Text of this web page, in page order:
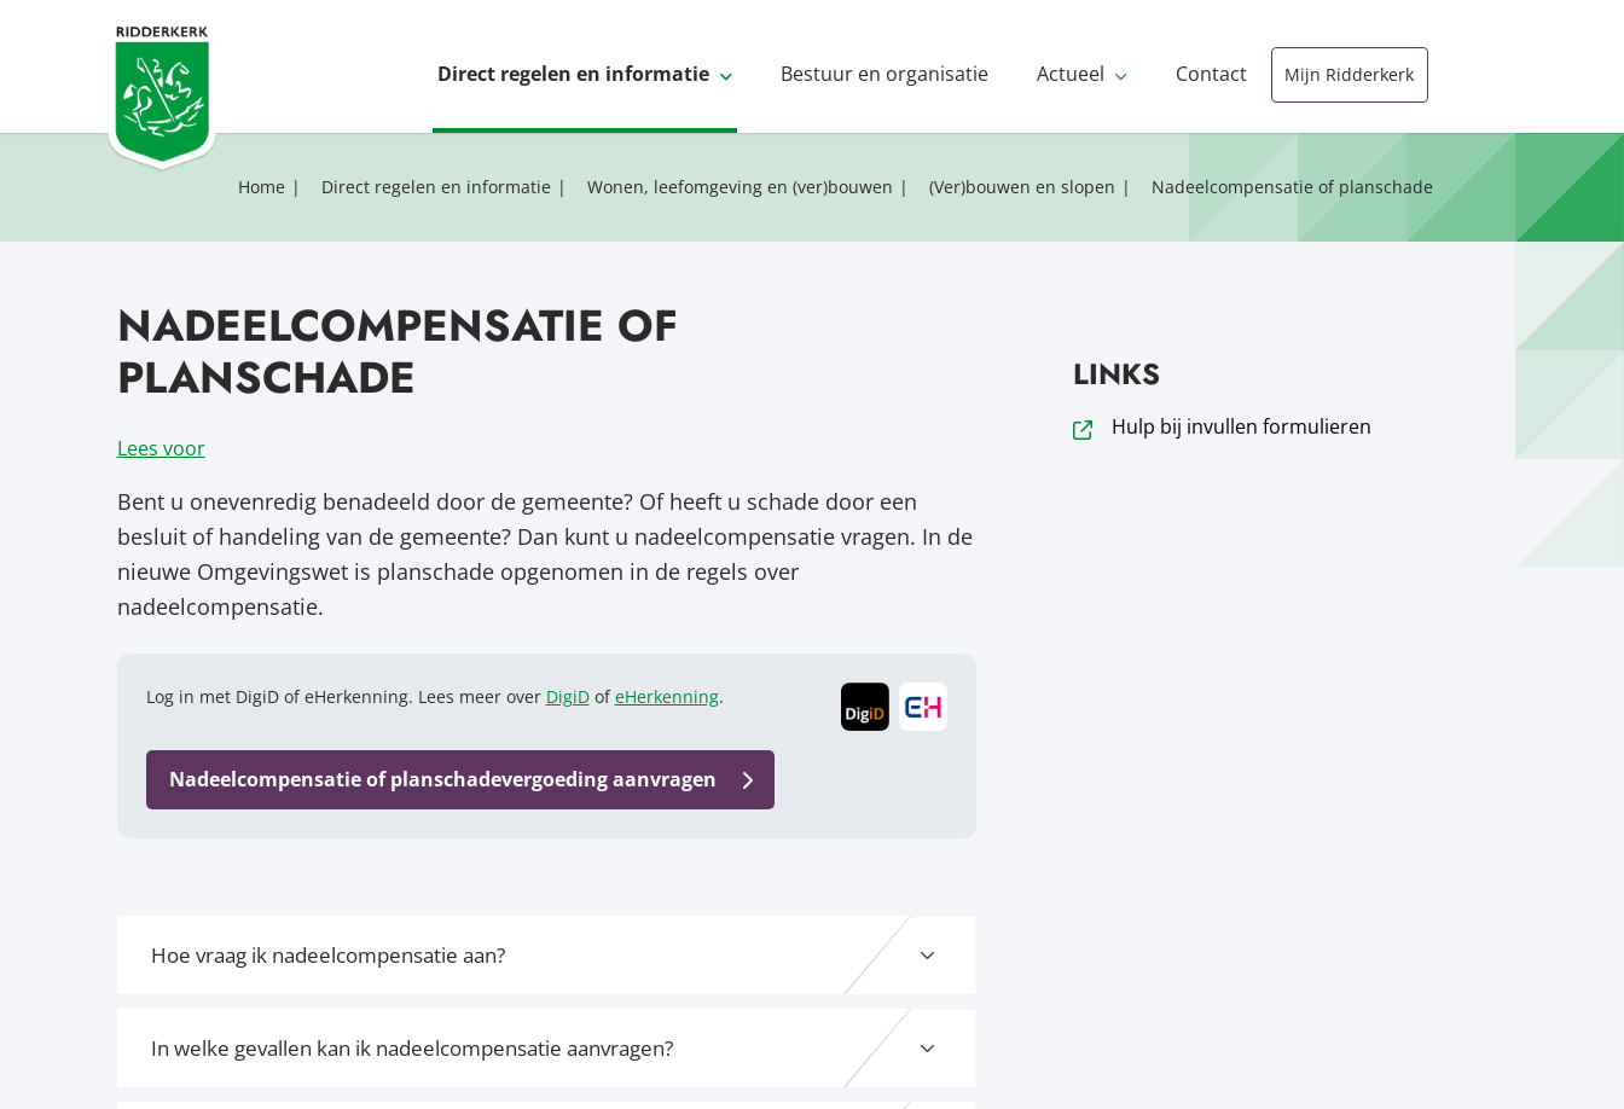
Direct regelen en informatie Bestuur en organisatie Actueel Contact Mijn Ridderkerk
Home Direct regelen en informatie Wonen, leefomgeving en (ver)bouwen (Ver)bouwen en slopen Nadeelcompensatie of planschade
NADEELCOMPENSATIE OF
PLANSCHADE
Lees voor
Bent u onevenredig benadeeld door de gemeente? Of heeft u schade door een
besluit of handeling van de gemeente? Dan kunt u nadeelcompensatie vragen. In de
nieuwe Omgevingswet is planschade opgenomen in de regels over
nadeelcompensatie.
Log in met DigiD of eHerkenning. Lees meer over DigiDofeHerkenning.
Nadeelcompensatie of planschadevergoeding aanvragen
Hoe vraag ik nadeelcompensatie aan?
In welke gevallen kan ik nadeelcompensatie aanvragen?
LINKS
Hulp bij invullen formulieren